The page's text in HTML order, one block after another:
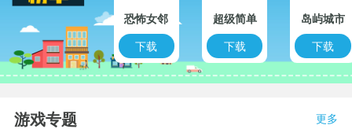
恐怖女邻
居
下载
超级简单
奥比
下载
岛屿城市
4模拟人
生大亨
下载
游戏专题 更多